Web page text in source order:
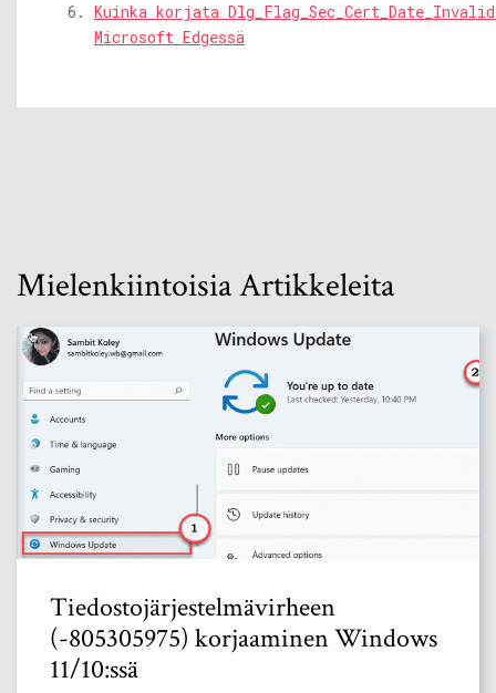
Kuinka korjata
Microsoft Edgessä
Mielenkiintoisia Artikkeleita
Tiedostojärjestelmävirheen
(-805305975) korjaaminen Windows
11/10:ssä